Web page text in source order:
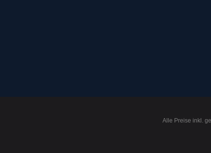
Alle Preise inkl.